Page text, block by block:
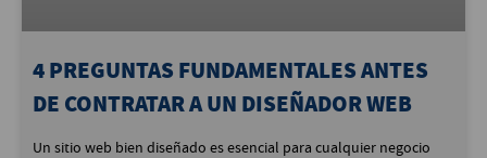
4 PREGUNTAS FUNDAMENTALES ANTES
DE CONTRATAR A UN DISEÑADOR WEB
Un sitio web bien diseñado es esencial para cualquier negocio